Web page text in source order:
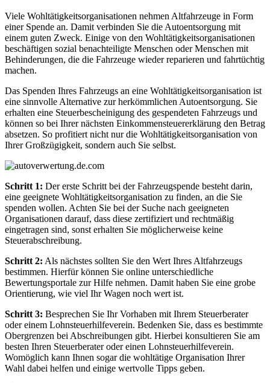
Viele Wohltätigkeitsorganisationen nehmen Altfahrzeuge in Form
einer Spende an. Damit verbinden Sie die Autoentsorgung mit
einem guten Zweck. Einige von den Wohltätigkeitsorganisationen
beschäftigen sozial benachteiligte Menschen oder Menschen mit
Behinderungen, die die Fahrzeuge wieder reparieren und fahrtüchtig
machen.
Das Spenden Ihres Fahrzeugs an eine Wohltätigkeitsorganisation ist
eine sinnvolle Alternative zur herkömmlichen Autoentsorgung. Sie
erhalten eine Steuerbescheinigung des gespendeten Fahrzeugs und
können so bei Ihrer nächsten Einkommensteuererklärung den Betrag
absetzen. So profitiert nicht nur die Wohltätigkeitsorganisation von
Ihrer Großzügigkeit, sondern auch Sie selbst.
Schritt 1: Der erste Schritt bei der Fahrzeugspende besteht darin,
eine geeignete Wohltätigkeitsorganisation zu finden, an die Sie
spenden wollen. Achten Sie bei der Suche nach geeigneten
Organisationen darauf, dass diese zertifiziert und rechtmäßig
eingetragen sind, sonst erhalten Sie möglicherweise keine
Steuerabschreibung.
Schritt 2: Als nächstes sollten Sie den Wert Ihres Altfahrzeugs
bestimmen. Hierfür können Sie online unterschiedliche
Bewertungsportale zur Hilfe nehmen. Damit haben Sie eine grobe
Orientierung, wie viel Ihr Wagen noch wert ist.
Schritt 3: Besprechen Sie Ihr Vorhaben mit Ihrem Steuerberater
oder einem Lohnsteuerhilfeverein. Bedenken Sie, dass es bestimmte
Obergrenzen bei Abschreibungen gibt. Hierbei konsultieren Sie am
besten Ihren Steuerberater oder einen Lohnsteuerhilfeverein.
Womöglich kann Ihnen sogar die wohltätige Organisation Ihrer
Wahl dabei helfen und einige wertvolle Tipps geben.